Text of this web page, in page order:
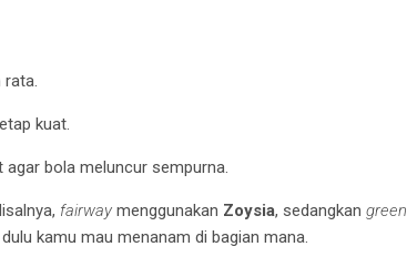
kuat.
bola meluncur sempurna.
fairway menggunakan Zoysia, sedangkan green
kamu mau menanam di bagian mana.